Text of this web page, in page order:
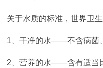
关于水质的标准，世界卫
1、干净的水——不含病菌
2、营养的水——含有适当